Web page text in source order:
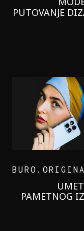
PUTOVANJE